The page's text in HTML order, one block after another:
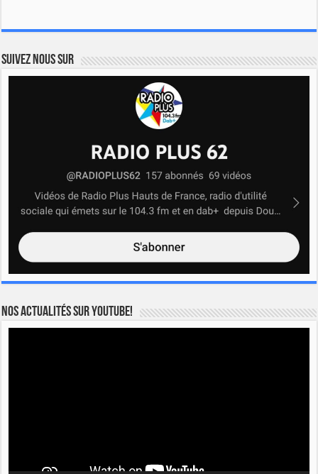
Suivez nous sur
Nos actualités sur YOUTUBE!